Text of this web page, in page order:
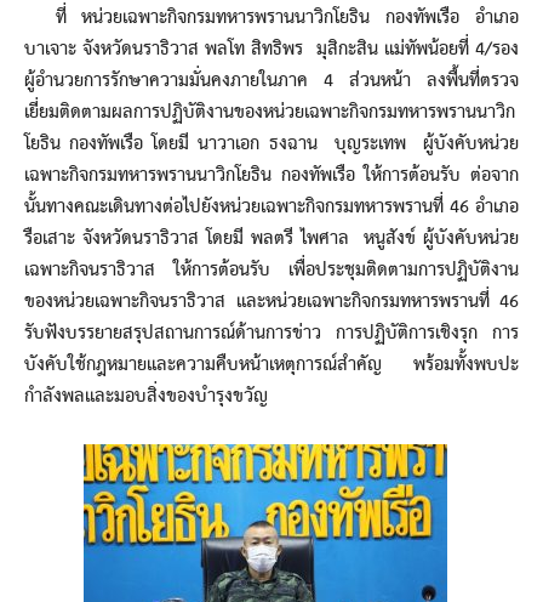
ที่ หน่วยเฉพาะกิจกรมทหารพรานนาวิกโยธิน กองทัพเรือ อำเภอ
บาเจาะ จังหวัดนราธิวาส พลโท สิทธิพร มุสิกะสิน แม่ทัพน้อยที่ 4/รอง
ผู้อำนวยการรักษาความมั่นคงภายในภาค 4 ส่วนหน้า ลงพื้นที่ตรวจ
เยี่ยมติดตามผลการปฏิบัติงานของหน่วยเฉพาะกิจกรมทหารพรานนาวิก
โยธิน กองทัพเรือ โดยมี นาวาเอก ธงฉาน บุญระเทพ ผู้บังคับหน่วย
เฉพาะกิจกรมทหารพรานนาวิกโยธิน กองทัพเรือ ให้การต้อนรับ ต่อจาก
นั้นทางคณะเดินทางต่อไปยังหน่วยเฉพาะกิจกรมทหารพรานที่ 46 อำเภอ
รือเสาะ จังหวัดนราธิวาส โดยมี พลตรี ไพศาล หนูสังข์ ผู้บังคับหน่วย
เฉพาะกิจนราธิวาส ให้การต้อนรับ เพื่อประชุมติดตามการปฏิบัติงาน
ของหน่วยเฉพาะกิจนราธิวาส และหน่วยเฉพาะกิจกรมทหารพรานที่ 46
รับฟังบรรยายสรุปสถานการณ์ด้านการข่าว การปฏิบัติการเชิงรุก การ
บังคับใช้กฎหมายและความคืบหน้าเหตุการณ์สำคัญ พร้อมทั้งพบปะ
กำลังพลและมอบสิ่งของบำรุงขวัญ